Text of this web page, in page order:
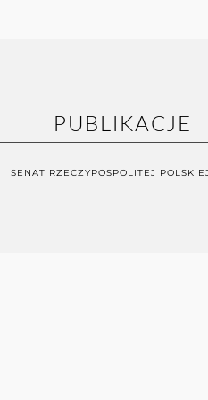
PUBLIKACJE
SENAT RZECZYPOSPOLITEJ POLSKIEJ